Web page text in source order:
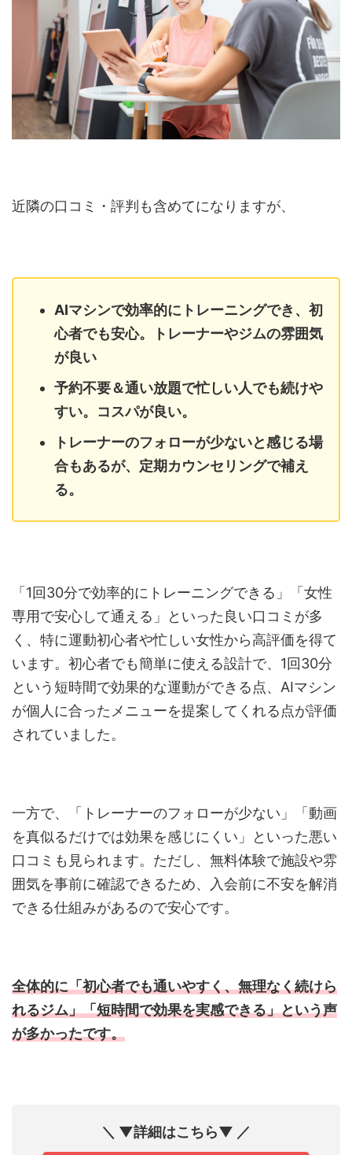
近隣の口コミ・評判も含めてになりますが、
AIマシンで効率的にトレーニングでき、初
心者でも安心。トレーナーやジムの雰囲気
が良い
予約不要＆通い放題で忙しい人でも続けや
すい。コスパが良い。
トレーナーのフォローが少ないと感じる場
合もあるが、定期カウンセリングで補え
る。
「1回30分で効率的にトレーニングできる」「女性
専用で安心して通える」といった良い口コミが多
く、特に運動初心者や忙しい女性から高評価を得て
います。初心者でも簡単に使える設計で、1回30分
という短時間で効果的な運動ができる点、AIマシン
が個人に合ったメニューを提案してくれる点が評価
されていました。
一方で、「トレーナーのフォローが少ない」「動画
を真似るだけでは効果を感じにくい」といった悪い
口コミも見られます。ただし、無料体験で施設や雰
囲気を事前に確認できるため、入会前に不安を解消
できる仕組みがあるので安心です。
全体的に「初心者でも通いやすく、無理なく続けら
れるジム」「短時間で効果を実感できる」という声
が多かったです。
＼ ▼詳細はこちら▼ ／